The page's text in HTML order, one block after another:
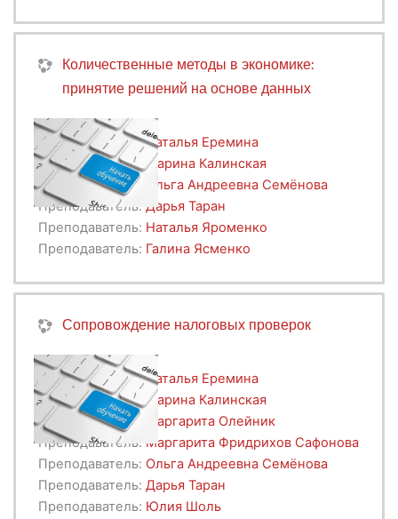
Количественные методы в экономике:
принятие решений на основе данных
Преподаватель:Наталья Еремина
Преподаватель: Марина Калинская
Преподаватель:
Ольга Андреевна Семёнова
Преподаватель: Дарья Таран
Преподаватель: Наталья Яроменко
Преподаватель: Галина Ясменко
Сопровождение налоговых проверок
Преподаватель:Наталья Еремина
Преподаватель: Марина Калинская
Преподаватель:
Маргарита Олейник
Преподаватель: Маргарита Фридрихов Сафонова
Преподаватель: Ольга Андреевна Семёнова
Преподаватель: Дарья Таран
Преподаватель: Юлия Шоль